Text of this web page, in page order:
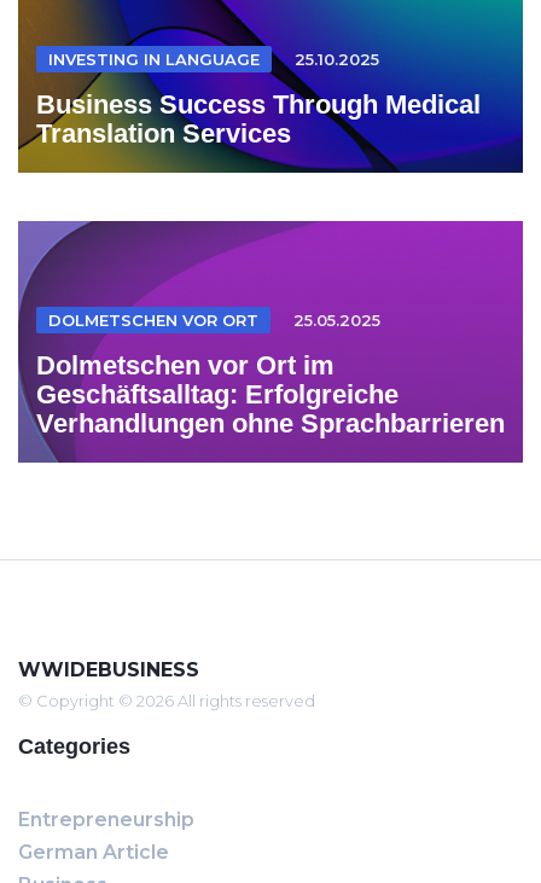
INVESTING IN LANGUAGE 25.10.2025
Business Success Through Medical
Translation Services
DOLMETSCHEN VOR ORT 25.05.2025
Dolmetschen vor Ort im
Geschäftsalltag: Erfolgreiche
Verhandlungen ohne Sprachbarrieren
WWIDEBUSINESS
© Copyright © 2026 All rights reserved
Categories
Entrepreneurship
German Article